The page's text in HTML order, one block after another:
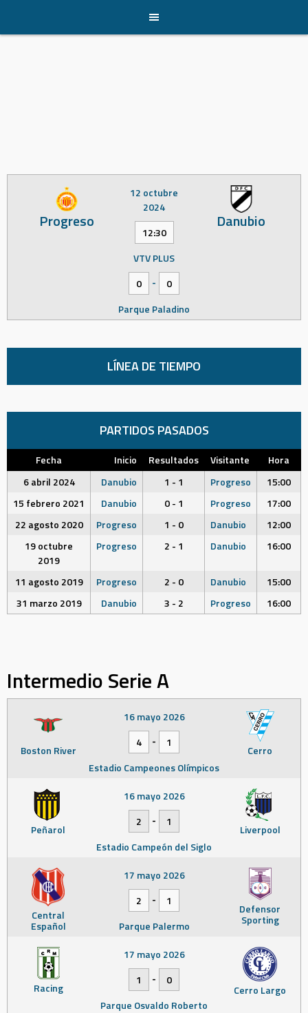
content
Progreso Danubio
12 octubre
2024
12:30
VTV PLUS
0
-
0
Parque Paladino
LÍNEA DE TIEMPO
PARTIDOS PASADOS
Fecha Inicio Resultados Visitante
Hora
6 abril 2024
Danubio 1 - 1 Progreso
15:00
15 febrero 2021
Danubio 0 - 1 Progreso
17:00
22 agosto 2020
Progreso 1 - 0 Danubio
12:00
19 octubre
2019
Progreso 2 - 1 Danubio 16:00
11 agosto 2019 Progreso 2 - 0 Danubio
15:00
31 marzo 2019
Danubio 3 - 2 Progreso 16:00
Intermedio Serie A
Boston River Cerro
16 mayo 2026
4
-
1
Estadio Campeones Olímpicos
Peñarol Liverpool
16 mayo 2026
2
-
1
Estadio Campeón del Siglo
Central
Español
Defensor
Sporting
17 mayo 2026
2
-
1
Parque Palermo
Racing Cerro Largo
17 mayo 2026
1
-
0
Parque Osvaldo Roberto